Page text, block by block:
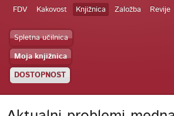
FDV Kakovost Knjižnica Založba Revije
Spletna učilnica
Moja knjižnica
DOSTOPNOST